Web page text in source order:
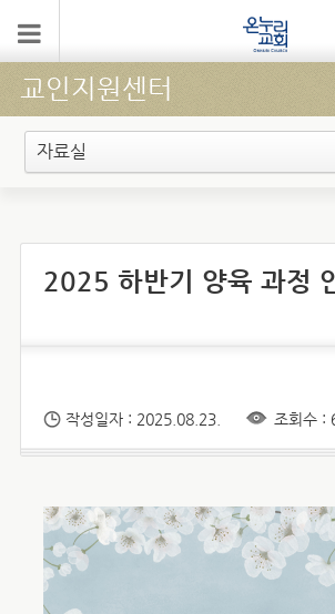
교인지원센터
자료실
2025 하반기 양육 과정
작성일자 : 2025.08.23. 조회수 :